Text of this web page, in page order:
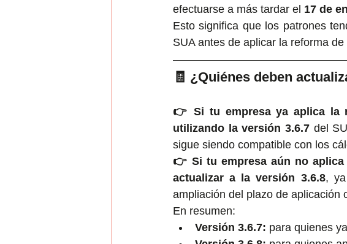
efectuarse a más tardar el 17 de
Esto significa que los patrones
SUA antes de aplicar la reforma
🧾 ¿Quiénes deben
👉 Si tu empresa ya aplica la
utilizando la versión 3.6.7 del
sigue siendo compatible con los
👉 Si tu empresa aún no
actualizar a la versión 3.6.8,
ampliación del plazo de aplicación
En resumen:
Versión 3.6.7: para quienes